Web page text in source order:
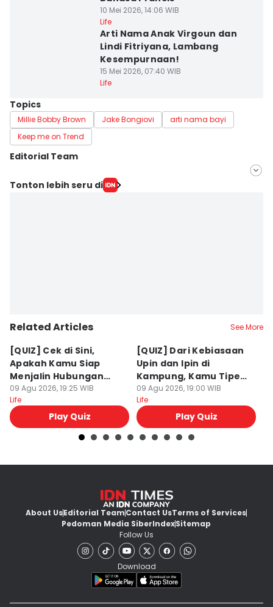
10 Mei 2026, 14:06 WIB
Life
Arti Nama Anak Virgoun dan
Lindi Fitriyana, Lambang
Kesempurnaan!
15 Mei 2026, 07:40 WIB
Life
Topics
Millie Bobby Brown Jake Bongiovi
arti nama bayi
Keep me on Trend
Editorial Team
Editor
Tonton lebih seru di
Related Articles See More
[QUIZ] Cek di Sini,
Apakah Kamu Siap
Menjalin Hubungan
Serius?
09 Agu 2026, 19:25 WIB
Life
Play Quiz
[QUIZ] Dari Kebiasaan
Upin dan Ipin di
Kampung, Kamu Tipe
yang Pendendam atau
Pemurung?
09 Agu 2026, 19:00 WIB
Life
Play Quiz
About UsEditorial TeamContact UsTerms of Services
Pedoman Media SiberIndexSitemap
Follow Us
Download